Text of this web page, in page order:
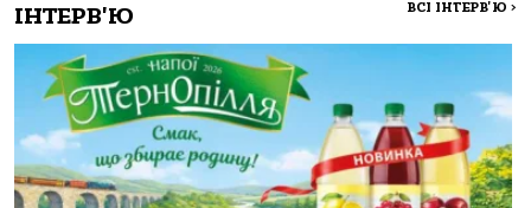
ІНТЕРВ'Ю ВСІ ІНТЕРВ'Ю >